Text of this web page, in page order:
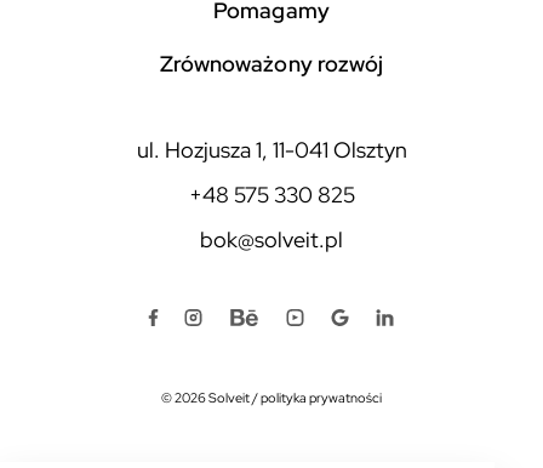
pomagamy
zrównoważony rozwój
ul. Hozjusza 1, 11-041 Olsztyn
+48 575 330 825
bok@solveit.pl
© 2026 Solveit/polityka prywatności